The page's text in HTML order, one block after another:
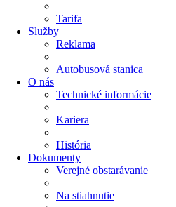
Tarifa
Služby
Reklama
Autobusová stanica
O nás
Technické informácie
Kariera
História
Dokumenty
Verejné obstarávanie
Na stiahnutie